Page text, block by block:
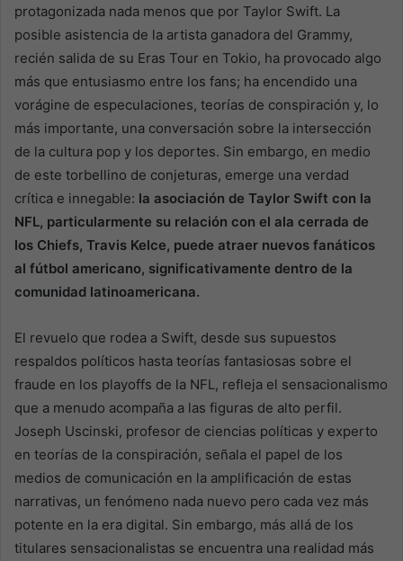
protagonizada nada menos que por Taylor Swift. La
posible asistencia de la artista ganadora del Grammy,
recién salida de su Eras Tour en Tokio, ha provocado algo
más que entusiasmo entre los fans; ha encendido una
vorágine de especulaciones, teorías de conspiración y, lo
más importante, una conversación sobre la intersección
de la cultura pop y los deportes. Sin embargo, en medio
de este torbellino de conjeturas, emerge una verdad
crítica e innegable: la asociación de Taylor Swift con la
NFL, particularmente su relación con el ala cerrada de
los Chiefs, Travis Kelce, puede atraer nuevos fanáticos
al fútbol americano, significativamente dentro de la
comunidad latinoamericana.
El revuelo que rodea a Swift, desde sus supuestos
respaldos políticos hasta teorías fantasiosas sobre el
fraude en los playoffs de la NFL, refleja el sensacionalismo
que a menudo acompaña a las figuras de alto perfil.
Joseph Uscinski, profesor de ciencias políticas y experto
en teorías de la conspiración, señala el papel de los
medios de comunicación en la amplificación de estas
narrativas, un fenómeno nada nuevo pero cada vez más
potente en la era digital. Sin embargo, más allá de los
titulares sensacionalistas se encuentra una realidad más